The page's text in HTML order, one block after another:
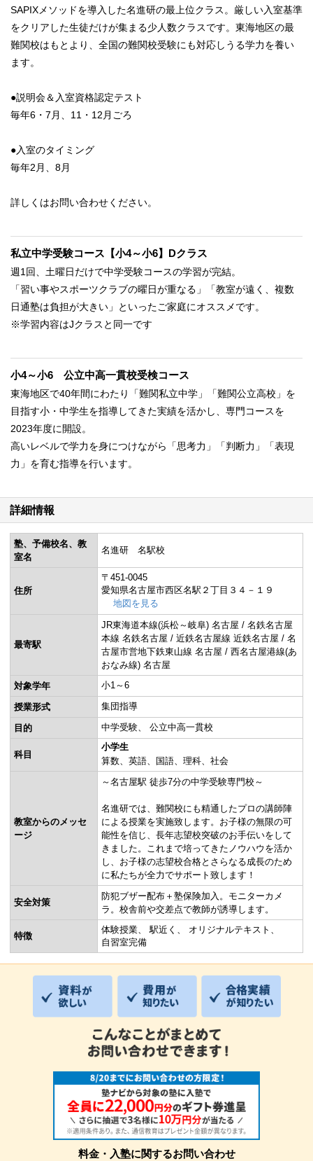
SAPIXメソッドを導入した名進研の最上位クラス。厳しい入室基準
をクリアした生徒だけが集まる少人数クラスです。東海地区の最
難関校はもとより、全国の難関校受験にも対応しうる学力を養い
ます。
●説明会＆入室資格認定テスト
毎年6・7月、11・12月ごろ
●入室のタイミング
毎年2月、8月
詳しくはお問い合わせください。
私立中学受験コース【小4～小6】Dクラス
週1回、土曜日だけで中学受験コースの学習が完結。
「習い事やスポーツクラブの曜日が重なる」「教室が遠く、複数
日通塾は負担が大きい」といったご家庭にオススメです。
※学習内容はJクラスと同一です
小4～小6 公立中高一貫校受検コース
東海地区で40年間にわたり「難関私立中学」「難関公立高校」を
目指す小・中学生を指導してきた実績を活かし、専門コースを
2023年度に開設。
高いレベルで学力を身につけながら「思考力」「判断力」「表現
力」を育む指導を行います。
詳細情報
塾、予備校名、教
室名
名進研 名駅校
住所
〒451-0045
愛知県名古屋市西区名駅２丁目３４－１９
地図を見る
最寄駅
JR東海道本線(浜松～岐阜) 名古屋 / 名鉄名古屋
本線 名鉄名古屋 / 近鉄名古屋線 近鉄名古屋 / 名
古屋市営地下鉄東山線 名古屋 / 西名古屋港線(あ
おなみ線) 名古屋
対象学年
小1～6
授業形式 集団指導
目的 中学受験 公立中高一貫校
科目
小学生
算数
英語 国語 理科 社会
教室からのメッセ
ージ
～名古屋駅 徒歩7分の中学受験専門校～
名進研では、難関校にも精通したプロの講師陣
による授業を実施致します。お子様の無限の可
能性を信じ、長年志望校突破のお手伝いをして
きました。これまで培ってきたノウハウを活か
し、お子様の志望校合格とさらなる成長のため
に私たちが全力でサポート致します！
安全対策
防犯ブザー配布＋塾保険加入。モニターカメ
ラ。校舎前や交差点で教師が誘導します。
特徴
体験授業 駅近く
オリジナルテキスト
自習室完備
料金・入塾に関するお問い合わせ